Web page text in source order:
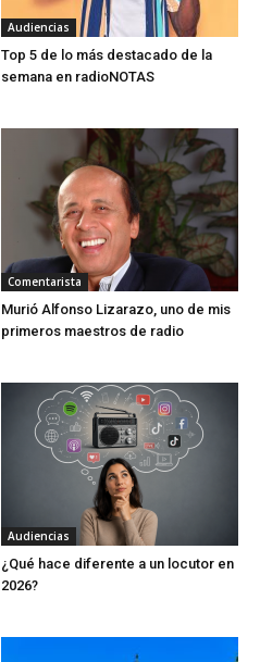
Audiencias
Top 5 de lo más destacado de la
semana en radioNOTAS
Comentarista
Murió Alfonso Lizarazo, uno de mis
primeros maestros de radio
Audiencias
¿Qué hace diferente a un locutor en
2026?